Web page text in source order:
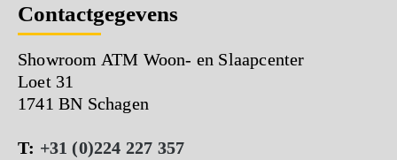
Contactgegevens
Showroom ATM Woon- en Slaapcenter
Loet 31
1741 BN Schagen
T: +31 (0)224 227 357